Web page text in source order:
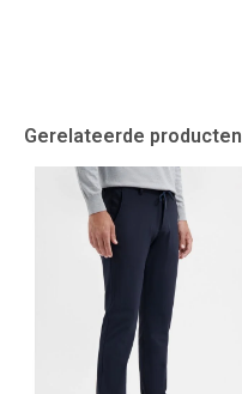
Gerelateerde producten